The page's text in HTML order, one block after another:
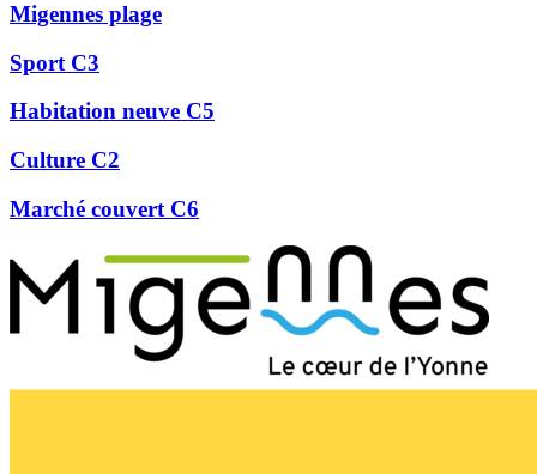
Migennes plage
Sport C3
Habitation neuve C5
Culture C2
Marché couvert C6
Précédent
Suivant